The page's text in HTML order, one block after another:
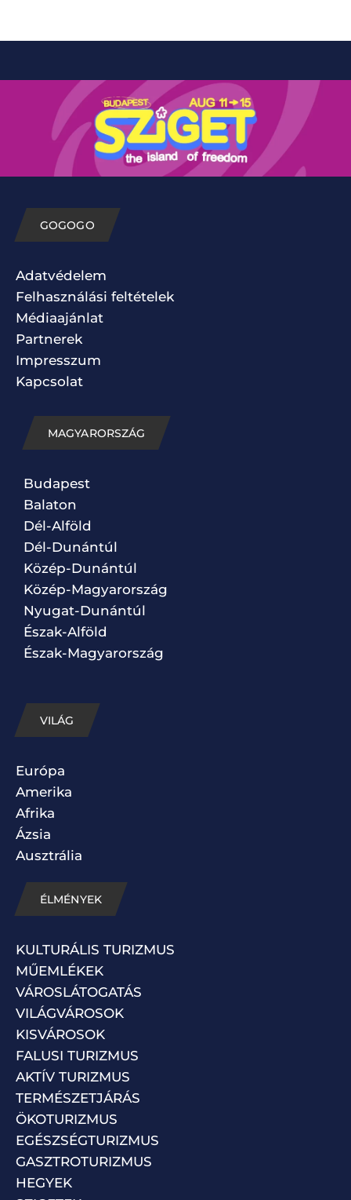
GOGOGO
Adatvédelem
Felhasználási feltételek
Médiaajánlat
Partnerek
Impresszum
Kapcsolat
MAGYARORSZÁG
Budapest
Balaton
Dél-Alföld
Dél-Dunántúl
Közép-Dunántúl
Közép-Magyarország
Nyugat-Dunántúl
Észak-Alföld
Észak-Magyarország
VILÁG
Európa
Amerika
Afrika
Ázsia
Ausztrália
ÉLMÉNYEK
KULTURÁLIS TURIZMUS
MŰEMLÉKEK
VÁROSLÁTOGATÁS
VILÁGVÁROSOK
KISVÁROSOK
FALUSI TURIZMUS
AKTÍV TURIZMUS
TERMÉSZETJÁRÁS
ÖKOTURIZMUS
EGÉSZSÉGTURIZMUS
GASZTROTURIZMUS
HEGYEK